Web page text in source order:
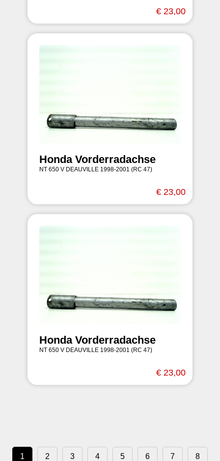
€ 23,00
Honda Vorderradachse
NT 650 V DEAUVILLE 1998-2001 (RC 47)
€ 23,00
Honda Vorderradachse
NT 650 V DEAUVILLE 1998-2001 (RC 47)
€ 23,00
1 2 3 4 5 6 7 8